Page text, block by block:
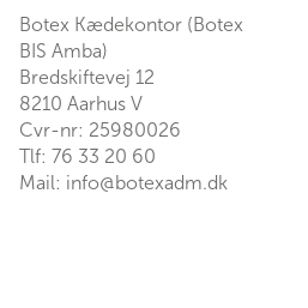
Botex Kædekontor (Botex
BIS Amba)
Bredskiftevej 12
8210 Aarhus V
Cvr-nr: 25980026
Tlf: 76 33 20 60
Mail: info@botexadm.dk